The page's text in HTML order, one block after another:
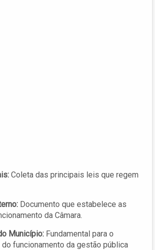
Coleta das principais leis que regem
Documento que estabelece as
da Câmara.
Município: Fundamental para o
funcionamento da gestão pública